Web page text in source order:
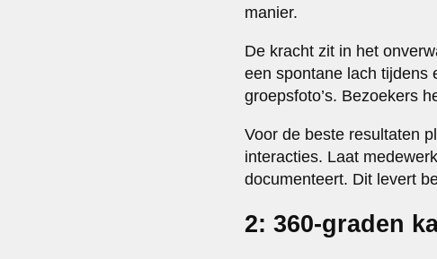
manier.
De kracht zit in het
een spontane lach tijdens
groepsfoto’s. Bezoekers
Voor de beste resultaten
interacties. Laat
documenteert. Dit levert
2: 360-graden